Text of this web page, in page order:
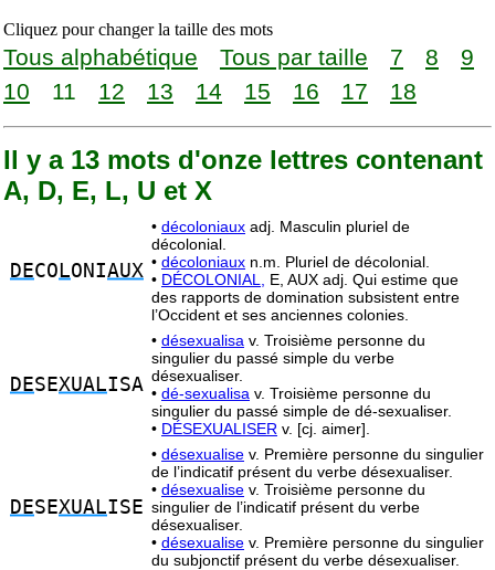
Cliquez pour changer la taille des mots
Tous alphabétique Tous par taille 7 8
9
10
11 12 13 14 15 16 17 18
Il y a 13 mots d'onze lettres contenant
A, D, E, L, U et X
DECO LONIAUX
• décoloniaux adj. Masculin pluriel de
décolonial.
• décoloniaux n.m. Pluriel de décolonial.
• DÉCOLONIAL,
E, AUX adj. Qui estime que
des rapports de domination subsistent entre
l’Occident et ses anciennes colonies.
DESEXUALISA
• désexualisa v. Troisième personne du
singulier du passé simple du verbe
désexualiser.
• dé-sexualisa v. Troisième personne du
singulier du passé simple de dé-sexualiser.
• DÉSEXUALISER v. [cj. aimer].
DESEXUALISE
• désexualise v. Première personne du singulier
de l’indicatif présent du verbe désexualiser.
• désexualise v. Troisième personne du
singulier de l’indicatif présent du verbe
désexualiser.
• désexualise v. Première personne du singulier
du subjonctif présent du verbe désexualiser.